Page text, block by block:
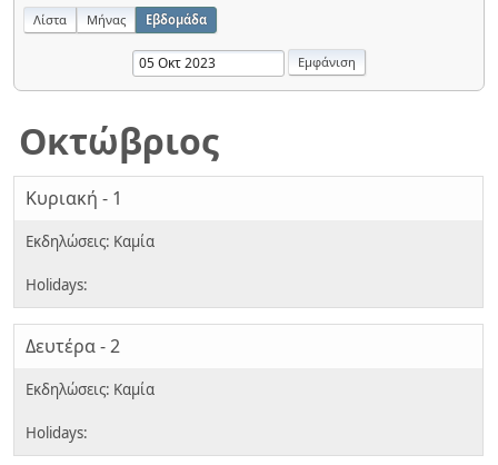
Λίστα Μήνας Εβδομάδα
Οκτώβριος
Κυριακή - 1
Δευτέρα - 2